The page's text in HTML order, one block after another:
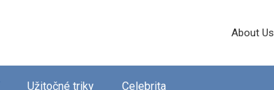
About Us
Užitočné triky Celebrita